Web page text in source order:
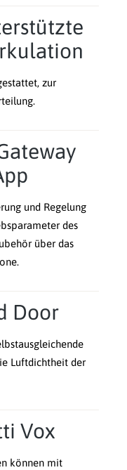
zur
und Regelung
des
über das
Door
Luftdichtheit der
Vox
können mit